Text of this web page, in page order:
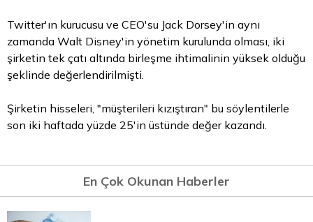
Twitter'ın kurucusu ve CEO'su Jack Dorsey'in aynı
zamanda Walt Disney'in yönetim kurulunda olması, iki
şirketin tek çatı altında birleşme ihtimalinin yüksek olduğu
şeklinde değerlendirilmişti.
Şirketin hisseleri, "müşterileri kızıştıran" bu söylentilerle
son iki haftada yüzde 25'in üstünde değer kazandı.
En Çok Okunan Haberler